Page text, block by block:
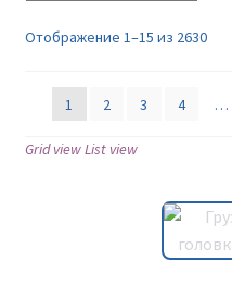
Отображение 1–15 из 2630
1 2 3 4 …
Grid viewList view